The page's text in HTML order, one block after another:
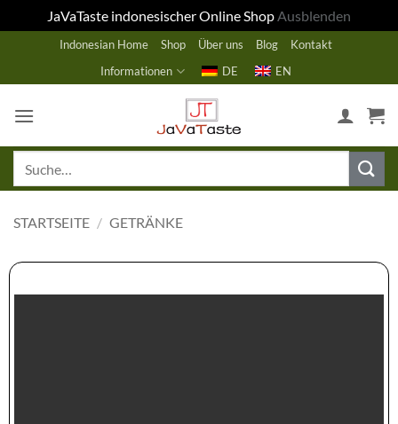
JaVaTaste indonesischer Online ShopAusblenden
springen
Indonesian Home Shop Über uns Blog
Kontakt
Informationen
DE EN
STARTSEITE / GETRÄNKE